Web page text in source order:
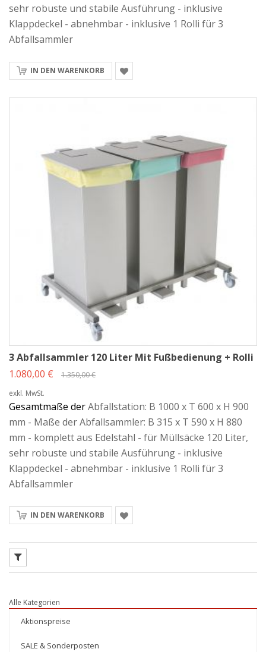
sehr robuste und stabile Ausführung - inklusive
Klappdeckel - abnehmbar - inklusive 1 Rolli für 3
Abfallsammler
IN DEN WARENKORB
3 Abfallsammler 120 Liter Mit Fußbedienung + Rolli
1.080,00 €
1.350,00 €
exkl. MwSt.
Gesamtmaße derAbfallstation: B 1000 x T 600 x H 900
mm - Maße der Abfallsammler: B 315 x T 590 x H 880
mm - komplett aus Edelstahl - für Müllsäcke 120 Liter,
sehr robuste und stabile Ausführung - inklusive
Klappdeckel - abnehmbar - inklusive 1 Rolli für 3
Abfallsammler
IN DEN WARENKORB
Alle Kategorien
Aktionspreise
SALE & Sonderposten